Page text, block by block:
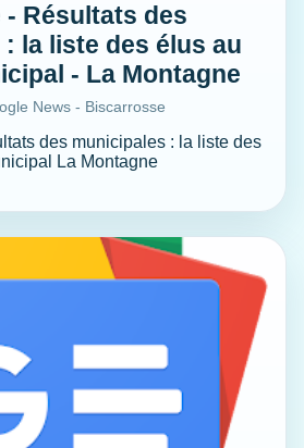
Résultats des
la liste des élus au
- La Montagne
News - Biscarrosse
des municipales : la liste des
La Montagne